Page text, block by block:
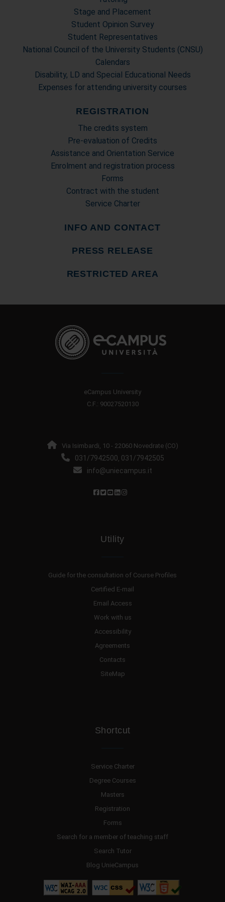
Stage and Placement
Student Opinion Survey
Student Representatives
National Council of the University Students (CNSU)
Calendars
Disability, LD and Special Educational Needs
Expenses for attending university courses
REGISTRATION
The credits system
Pre-evaluation of Credits
Assistance and Orientation Service
Enrolment and registration process
Forms
Contract with the student
Service Charter
INFO AND CONTACT
PRESS RELEASE
RESTRICTED AREA
eCampus University
C.F.: 90027520130
Via Isimbardi, 10 - 22060 Novedrate (CO)
031/7942500, 031/7942505
info@uniecampus.it
Utility
Guide for the consultation of Course Profiles
Certified E-mail
Email Access
Work with us
Accessibility
Agreements
Contacts
SiteMap
Shortcut
Service Charter
Degree Courses
Masters
Registration
Forms
Search for a member of teaching staff
Search Tutor
Blog UnieCampus